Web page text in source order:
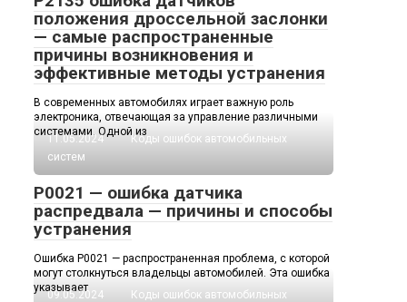
положения дроссельной заслонки
— самые распространенные
причины возникновения и
эффективные методы устранения
В современных автомобилях играет важную роль
электроника, отвечающая за управление различными
системами. Одной из
11.05.2024
Коды ошибок автомобильных
систем
P0021 — ошибка датчика
распредвала — причины и способы
устранения
Ошибка P0021 — распространенная проблема, с которой
могут столкнуться владельцы автомобилей. Эта ошибка
указывает
09.05.2024
Коды ошибок автомобильных